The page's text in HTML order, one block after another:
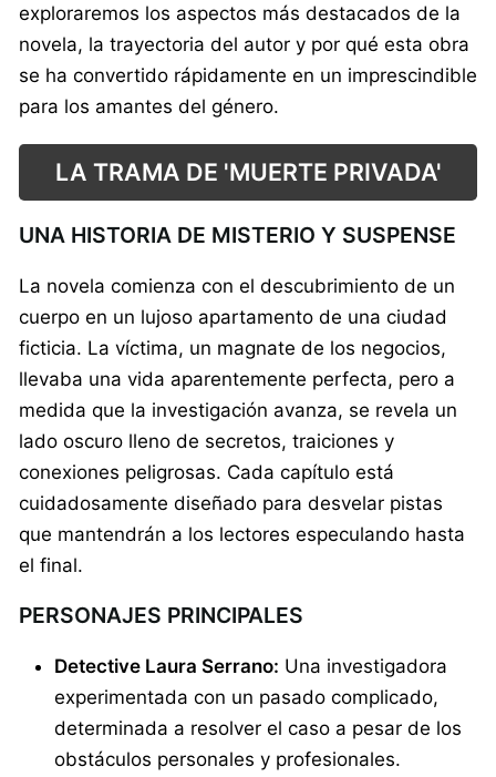
exploraremos los aspectos más destacados de la
novela, la trayectoria del autor y por qué esta obra
se ha convertido rápidamente en un imprescindible
para los amantes del género.
LA TRAMA DE 'MUERTE PRIVADA'
UNA HISTORIA DE MISTERIO Y SUSPENSE
La novela comienza con el descubrimiento de un
cuerpo en un lujoso apartamento de una ciudad
ficticia. La víctima, un magnate de los negocios,
llevaba una vida aparentemente perfecta, pero a
medida que la investigación avanza, se revela un
lado oscuro lleno de secretos, traiciones y
conexiones peligrosas. Cada capítulo está
cuidadosamente diseñado para desvelar pistas
que mantendrán a los lectores especulando hasta
el final.
PERSONAJES PRINCIPALES
Detective Laura Serrano: Una investigadora
experimentada con un pasado complicado,
determinada a resolver el caso a pesar de los
obstáculos personales y profesionales.